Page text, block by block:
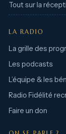
Tout sur la
LA RADIO
La grille des
Les podcasts
L’équipe & les
Radio Fidélité
Faire un don